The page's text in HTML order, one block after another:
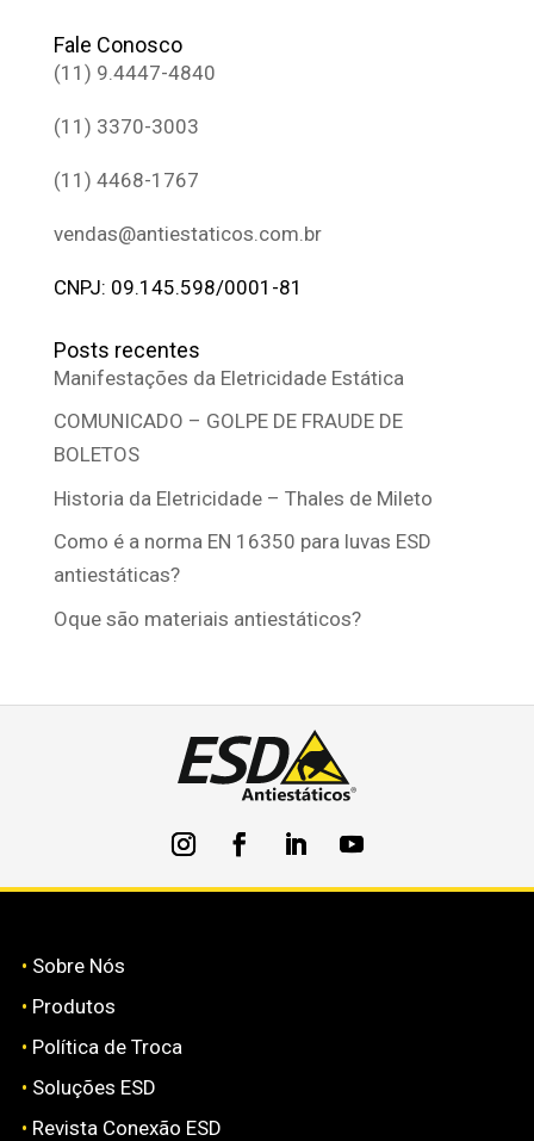
Fale Conosco
(11) 9.4447-4840
(11) 3370-3003
(11) 4468-1767
vendas@antiestaticos.com.br
CNPJ: 09.145.598/0001-81
Posts recentes
Manifestações da Eletricidade Estática
COMUNICADO – GOLPE DE FRAUDE DE
BOLETOS
Historia da Eletricidade – Thales de Mileto
Como é a norma EN 16350 para luvas ESD
antiestáticas?
Oque são materiais antiestáticos?
• Sobre Nós
• Produtos
• Política de Troca
• Soluções ESD
• Revista Conexão ESD